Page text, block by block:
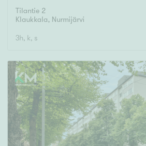
Tilantie 2
Klaukkala, Nurmijärvi
3h, k, s